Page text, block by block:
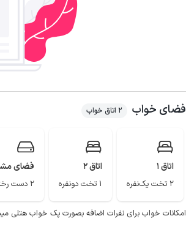
فضای خواب 2 اتاق خواب
اتاق 1
2 تخت یک‌نفره
اتاق 2
1 تخت دونفره
فضای
2 دست رختخواب
امکانات خواب برای نفرات اضافه بصورت پک خواب هتلی